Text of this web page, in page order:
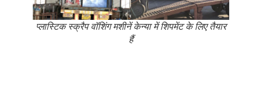
प्लास्टिक स्क्रैप वॉशिंग मशीनें केन्या में शिपमेंट के लिए तैयार
हैं